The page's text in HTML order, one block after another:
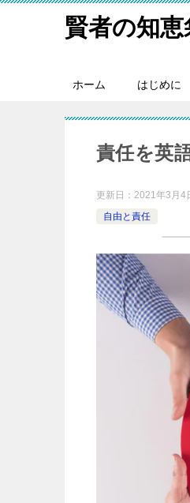
賢者の知恵
ホーム はじめに
責任を英
更新日： 2021年3月4
自由と責任